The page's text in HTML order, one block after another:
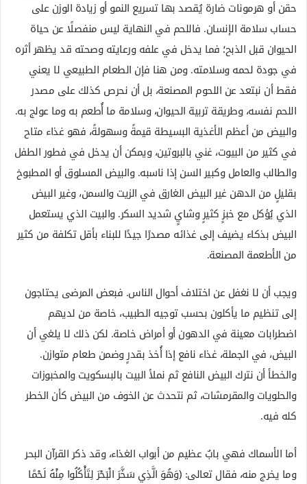
حقن أو هرمونات ضارة يُقصد بها تسريع النمو أو زيادة الوزن على
حساب سلامة الإنسان. فاللحم في النهاية ليس منفصلًا عن حياة
الحيوان قبل الذبح؛ فما يدخل في علفه ورعايته وصحته قد يظهر أثره
في جودة لحمه وسلامته. ومن هنا فإن الطعام الطبيعي لا يعني
فقط أن نبتعد عن اللحوم المصنعة، بل أن نحرص كذلك على مصدر
اللحم نفسه، وطريقة تربية الحيوان، وسلامة ما أُطعم به وما عولج به.
والبيض من أعظم الأغذية البسيطة قيمةً وسهولةً، فهو غذاء متاح
في كثير من البيوت، غني بالبروتين، ويمكن أن يدخل في فطور الطفل
والطالب والعامل وكبير السن إذا ناسبه. والبيض المسلوق أو المطبوخ
بقليلٍ من الدهن غير البيض الغارق في الزيت والسمن، وغير البيض
الذي يُؤكل مع خبزٍ كثيرٍ وشايٍ شديد السكر. والبيت الذي يستعمل
البيض بذكاء يضيف إلى غذائه مصدرًا جيدًا للبناء بأقل تكلفة من كثير
من الأطعمة المصنعة.
ويجب أن لا نغفل عن اختلاف أحوال الناس. فبعض المرضى يحتاجون
إلى تنظيم ما يأكلون بحسب توجيه الطبيب، خاصة من لديهم
اضطرابات معينة في الدهون أو أمراض خاصة. لكن ذلك لا يلغي أن
البيض، في الجملة، غذاء نافع إذا أُخذ بقدرٍ وضمن طعام متوازن.
والخطأ أن نترك البيض النافع ثم نملأ البيت بالبسكويت والمخبوزات
والحلويات والمقرمشات، ثم نتحدث عن الخوف من البيض كأن الخطر
كله فيه.
أما الأسماك فهي بابٌ عظيم من أبواب الغذاء، وقد ذكر القرآن البحر
وما يخرج منه، فقال تعالى: ﴿وَهُوَ الَّذِي سَخَّرَ الْبَحْرَ لِتَأْكُلُوا مِنْهُ لَحْمًا